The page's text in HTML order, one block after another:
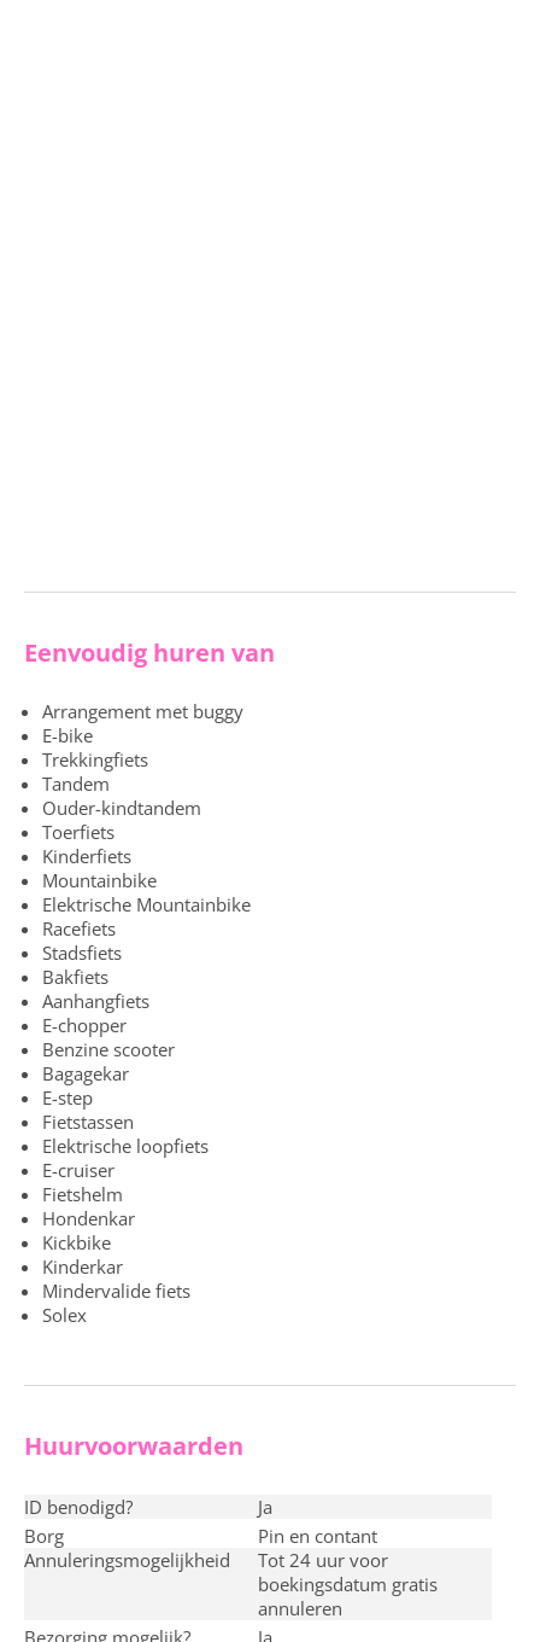
Eenvoudig huren van
Arrangement met buggy
E-bike
Trekkingfiets
Tandem
Ouder-kindtandem
Toerfiets
Kinderfiets
Mountainbike
Elektrische Mountainbike
Racefiets
Stadsfiets
Bakfiets
Aanhangfiets
E-chopper
Benzine scooter
Bagagekar
E-step
Fietstassen
Elektrische loopfiets
E-cruiser
Fietshelm
Hondenkar
Kickbike
Kinderkar
Mindervalide fiets
Solex
Huurvoorwaarden
ID benodigd?
ja
Borg
pin en contant
Annuleringsmogelijkheid
Tot 24 uur voor
boekingsdatum gratis
annuleren
Bezorging mogelijk?
ja